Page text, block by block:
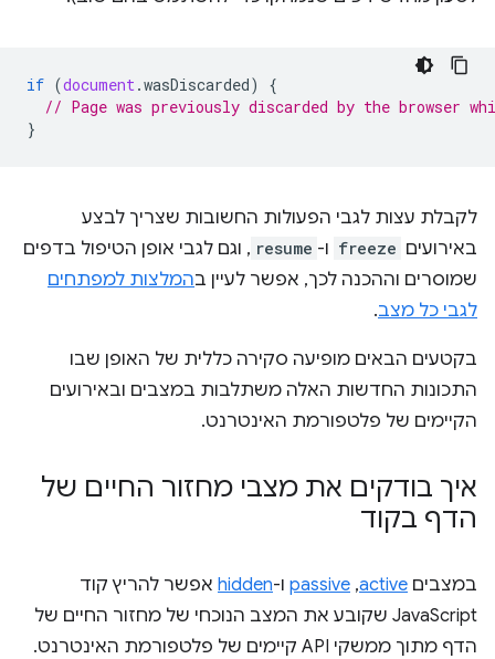
if (document .wasDiscarded)
{
// Page was previously discarded by the browser
}
לקבלת עצות לגבי הפעולות החשובות שצריך לבצע
באירועים freeze ו- resume , וגם לגבי אופן הטיפול בדפים
שמוסרים וההכנה לכך, אפשר לעיין בהמלצות למפתחים
לגבי כל מצב.
בקטעים הבאים מופיעה סקירה כללית של האופן שבו
התכונות החדשות האלה משתלבות במצבים ובאירועים
הקיימים של פלטפורמת האינטרנט.
איך בודקים את מצבי מחזור החיים של
הדף בקוד
במצבים active
,‏
passive ו-hidden אפשר להריץ קוד
JavaScript שקובע את המצב הנוכחי של מחזור החיים של
הדף מתוך ממשקי API קיימים של פלטפורמת האינטרנט.